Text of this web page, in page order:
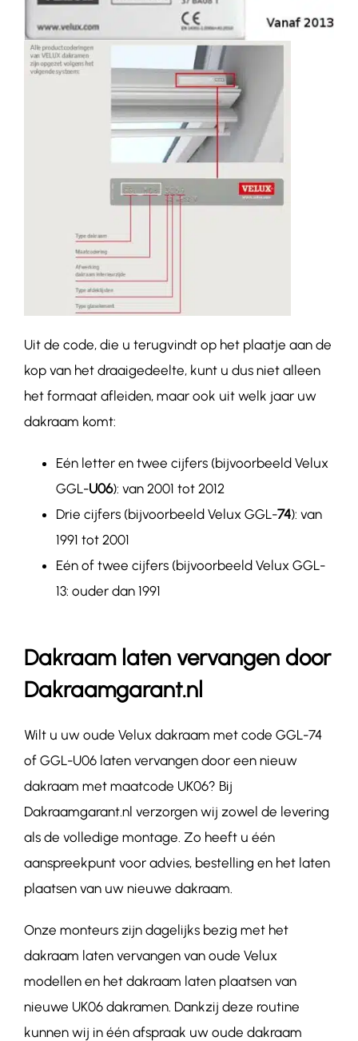
Uit de code, die u terugvindt op het plaatje aan de
kop van het draaigedeelte, kunt u dus niet alleen
het formaat afleiden, maar ook uit welk jaar uw
dakraam komt:
Eén letter en twee cijfers (bijvoorbeeld Velux
GGL-U06): van 2001 tot 2012
Drie cijfers (bijvoorbeeld Velux GGL-74): van
1991 tot 2001
Eén of twee cijfers (bijvoorbeeld Velux GGL-
13: ouder dan 1991
Dakraam laten vervangen door
Dakraamgarant.nl
Wilt u uw oude Velux dakraam met code GGL-74
of GGL-U06 laten vervangen door een nieuw
dakraam met maatcode UK06? Bij
Dakraamgarant.nl verzorgen wij zowel de levering
als de volledige montage. Zo heeft u één
aanspreekpunt voor advies, bestelling en het laten
plaatsen van uw nieuwe dakraam.
Onze monteurs zijn dagelijks bezig met het
dakraam laten vervangen van oude Velux
modellen en het dakraam laten plaatsen van
nieuwe UK06 dakramen. Dankzij deze routine
kunnen wij in één afspraak uw oude dakraam